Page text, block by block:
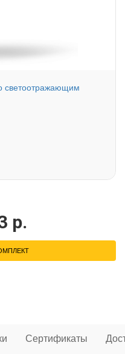
светоотражающим
р.
Сертификаты